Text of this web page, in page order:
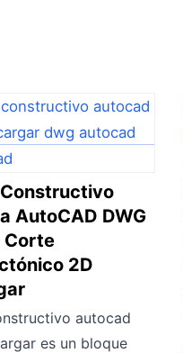
AutoCAD DWG
Corte
2D
autocad
es un bloque